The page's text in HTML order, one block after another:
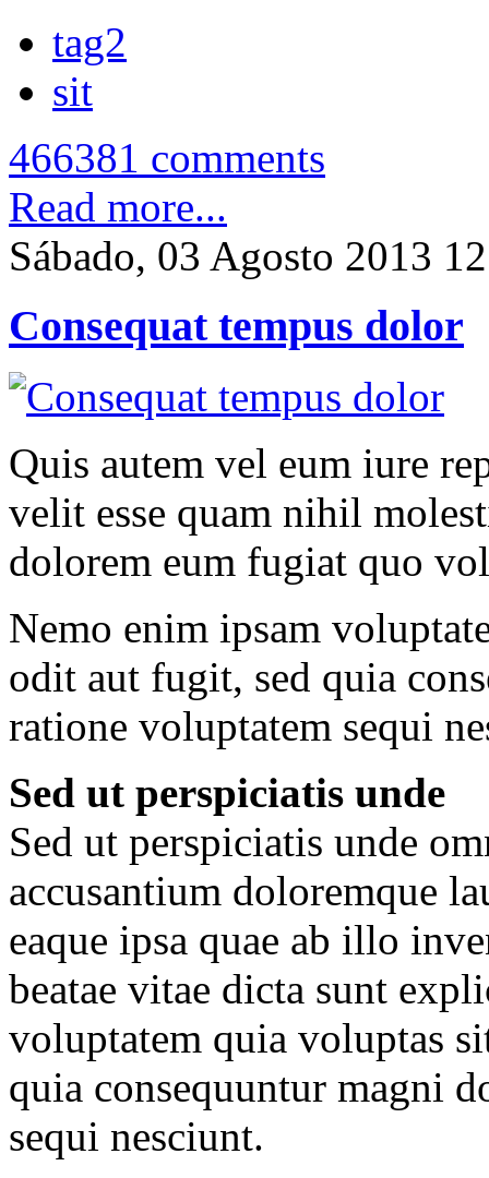
tag2
sit
466381 comments
Read more...
Sábado, 03 Agosto 2013
Consequat tempus dolor
Quis autem vel eum iure
velit esse quam nihil
dolorem eum fugiat quo
Nemo enim ipsam
odit aut fugit, sed quia
ratione voluptatem sequi
Sed ut perspiciatis unde
Sed ut perspiciatis unde
accusantium doloremque
eaque ipsa quae ab illo
beatae vitae dicta sunt
voluptatem quia voluptas
quia consequuntur magni
sequi nesciunt.